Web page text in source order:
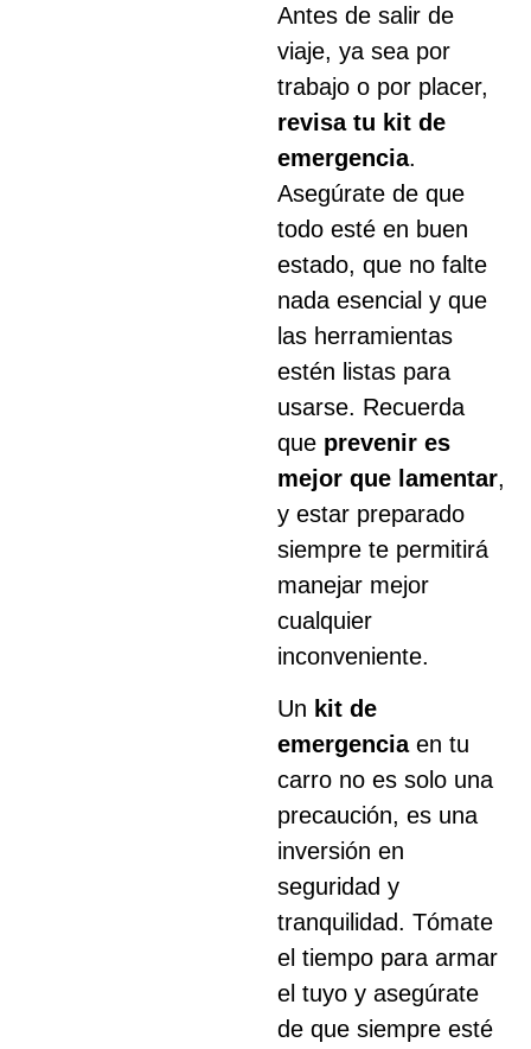
Antes de salir de
viaje, ya sea por
trabajo o por placer,
revisa tu kit de
emergencia.
Asegúrate de que
todo esté en buen
estado, que no falte
nada esencial y que
las herramientas
estén listas para
usarse. Recuerda
que prevenir es
mejor que lamentar,
y estar preparado
siempre te permitirá
manejar mejor
cualquier
inconveniente.
Un kit de
emergenciaen tu
carro no es solo una
precaución, es una
inversión en
seguridad y
tranquilidad. Tómate
el tiempo para armar
el tuyo y asegúrate
de que siempre esté